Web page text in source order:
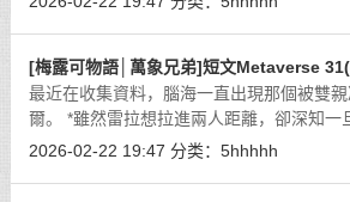
[梅露可物語│萬象兄弟]短文Metaverse
最近在收集資料，腦海一直出現那個被雙
爾。 *雖然雷拉想拉進兩人距離，卻深知一
會決絕的放棄現有一切去往某處他不知的地
2026-02-22 19:47 分类： 5hhhhh